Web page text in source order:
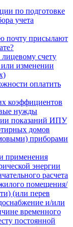
по подготовке
учета
почту присылают
счету
изменении
оплатить
коэффициентов
нужды
показаний ИПУ
домов
приборами
применения
энергии
расчета
помещения/
(или перев
и/или
временного
постоянной